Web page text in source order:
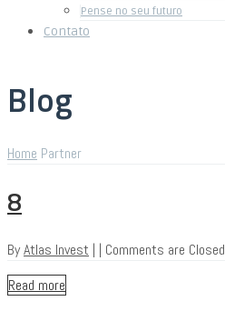
Pense no seu futuro
Contato
Blog
Home Partner
8
ByAtlas Invest | | Comments are Closed
Read more